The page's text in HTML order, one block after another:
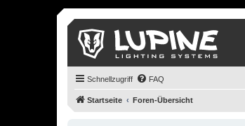
Schnellzugriff FAQ
Startseite Foren-Übersicht